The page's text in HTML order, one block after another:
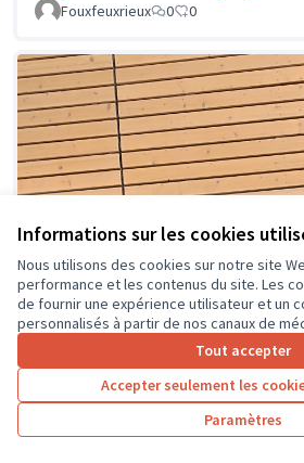
Informations sur les cookies
Nous utilisons des cookies sur notre site
performance et les contenus du site. Les
de fournir une expérience utilisateur et un
personnalisés à partir de nos canaux de
Tout accepter
Accepter seulement les
Paramètres
Fouxfeuxrieux
0 0